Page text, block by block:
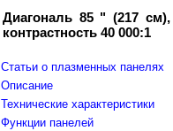
Диагональ 85 " (217 см),
контрастность 40 000:1
Статьи о плазменных панелях
Описание
Технические характеристики
Функции панелей